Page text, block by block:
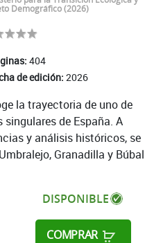
Demográfico (2026)
404
de edición: 2026
DISPONIBLE
COMPRAR
la trayectoria de uno de
de España. A
y análisis históricos, se
Granadilla y Búbal